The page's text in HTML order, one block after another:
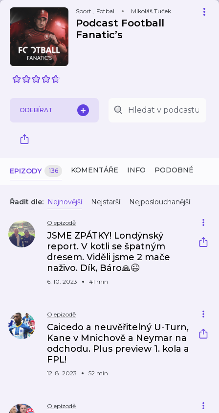
Sport , Fotbal Mikoláš Tuček
Podcast Football
Fanatic’s
ODEBÍRAT
EPIZODY 136 KOMENTÁŘE INFO PODOBNÉ
Řadit dle: Nejnovější Nejstarší Nejposlouchanější
O epizodě
JSME ZPÁTKY! Londýnský
report. V kotli se špatným
dresem. Viděli jsme 2 mače
naživo. Dík, Báro🙏😉
6. 10. 2023 41 min
O epizodě
Caicedo a neuvěřitelný U-Turn,
Kane v Mnichově a Neymar na
odchodu. Plus preview 1. kola a
FPL!
12. 8. 2023 52 min
O epizodě